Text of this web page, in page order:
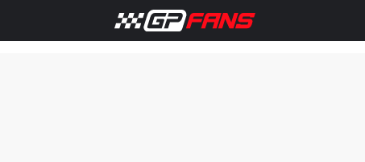
F1 Nieuws Max Verstappen